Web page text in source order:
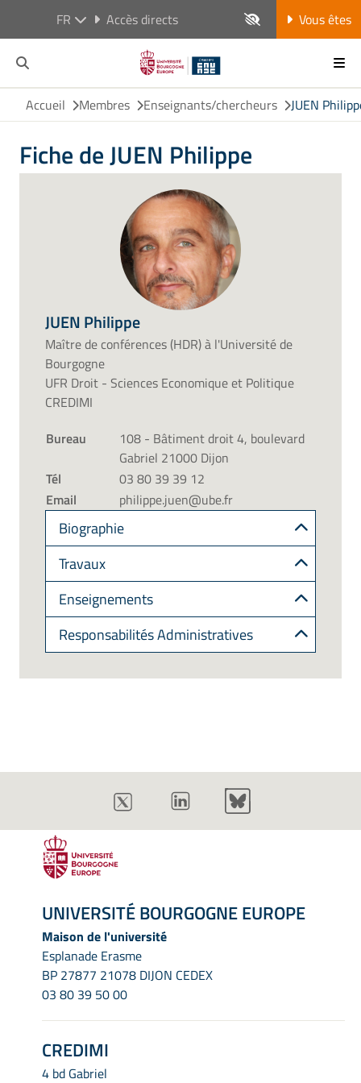
FR Accès directs Vous êtes
Accueil Membres Enseignants/chercheurs JUEN
Fiche de JUEN Philippe
JUEN Philippe
Maître de conférences (HDR) à l'Université de
Bourgogne
UFR Droit - Sciences Economique et Politique
CREDIMI
Bureau
108 - Bâtiment droit 4, boulevard
Gabriel 21000 Dijon
Tél
03 80 39 39 12
Email
philippe.juen@ube.fr
Biographie
Travaux
Enseignements
Responsabilités Administratives
UNIVERSITÉ BOURGOGNE EUROPE
Maison de l'université
Esplanade Erasme
BP 27877 21078 DIJON CEDEX
03 80 39 50 00
CREDIMI
4 bd Gabriel